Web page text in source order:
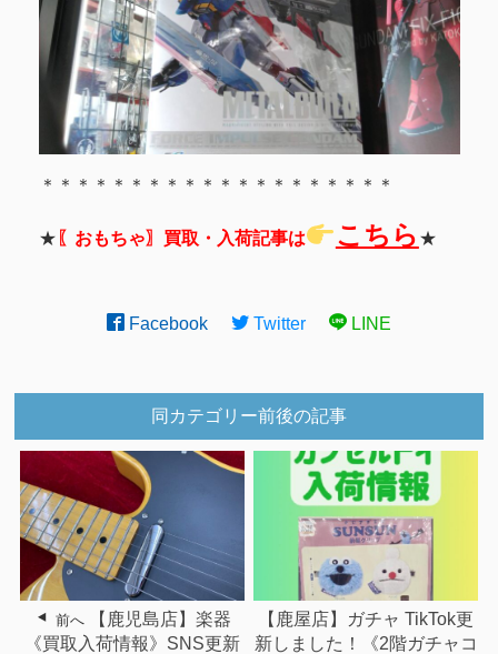
＊＊＊＊＊＊＊＊＊＊＊＊＊＊＊＊＊＊＊＊
★ 〖おもちゃ〗買取・入荷記事は こちら ★
Facebook Twitter LINE
同カテゴリー前後の記事
前へ
【鹿児島店】楽器
《買取入荷情報》SNS更新
【鹿屋店】ガチャ TikTok更
新しました！《2階ガチャコ